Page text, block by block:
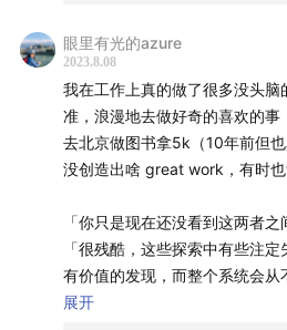
眼里有光的azure
2023.8.08
我在工作上真的做了很多没头
准，浪漫地去做好奇的喜欢的
去北京做图书拿5k（10年前但
没创造出啥 great work，有时
「你只是现在还没看到这两者之
「很残酷，这些探索中有些注
有价值的发现，而整个系统会从
益。」
展开